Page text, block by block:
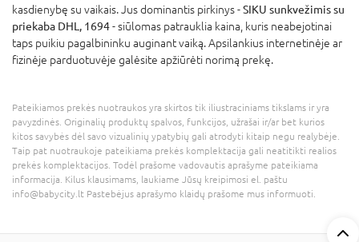
kasdienybę su vaikais. Jus dominantis pirkinys -SIKU sunkvežimis su
priekaba DHL, 1694- siūlomas patrauklia kaina, kuris neabejotinai
taps puikiu pagalbininku auginant vaiką. Apsilankius internetinėje ar
fizinėje parduotuvėje galėsite apžiūrėti norimą prekę.
Pateikiamos prekės nuotraukos yra skirtos tik iliustraciniams tikslams ir yra
pavyzdinės. Originalių produktų spalvos, funkcijos, užrašai ir/ar bet kurios
kitos savybės dėl savo vizualinių ypatybių gali atrodyti kitaip negu realybėje.
Taip pat nuotraukoje pateikiama prekės komplektacija gali neatitikti realios
prekės komplektacijos. Todėl prašome vadovautis aprašyme pateikiama
informacija. Kilus klausimams, laukiame Jūsų kreipimosi el. paštu
info@babycity.lt Pastebėjus aprašymo klaidų prašome mus informuoti.